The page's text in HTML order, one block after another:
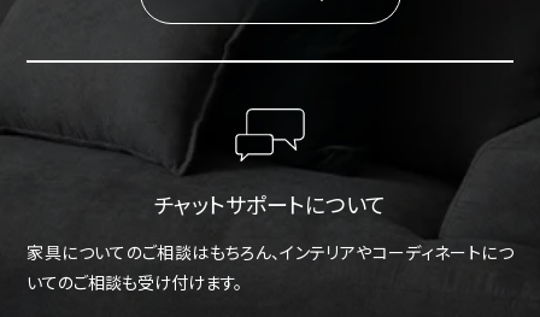
チャットサポートについて
家具についてのご相談はもちろん、インテリアやコーディネートにつ
いてのご相談も受け付けます。